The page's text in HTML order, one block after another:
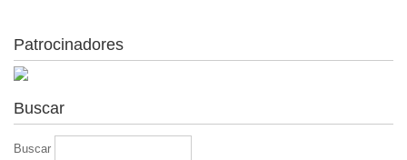
Patrocinadores
Buscar
Buscar